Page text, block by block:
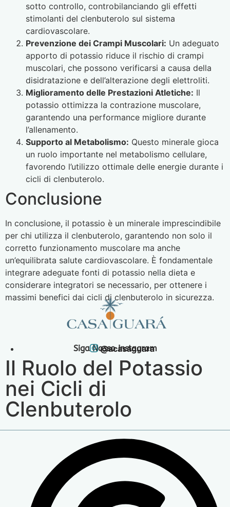
sotto controllo, controbilanciando gli effetti
stimolanti del clenbuterolo sul sistema
cardiovascolare.
Prevenzione dei Crampi Muscolari: Un adeguato
apporto di potassio riduce il rischio di crampi
muscolari, che possono verificarsi a causa della
disidratazione e dell’alterazione degli elettroliti.
Miglioramento delle Prestazioni Atletiche: Il
potassio ottimizza la contrazione muscolare,
garantendo una performance migliore durante
l’allenamento.
Supporto al Metabolismo: Questo minerale gioca
un ruolo importante nel metabolismo cellulare,
favorendo l’utilizzo ottimale delle energie durante i
cicli di clenbuterolo.
Conclusione
In conclusione, il potassio è un minerale imprescindibile
per chi utilizza il clenbuterolo, garantendo non solo il
corretto funzionamento muscolare ma anche
un’equilibrata salute cardiovascolare. È fondamentale
integrare adeguate fonti di potassio nella dieta e
considerare integratori se necessario, per ottenere i
massimi benefici dai cicli di clenbuterolo in sicurezza.
Siga Nosso Instagram
@acasaguara
Il Ruolo del Potassio
nei Cicli di
Clenbuterolo